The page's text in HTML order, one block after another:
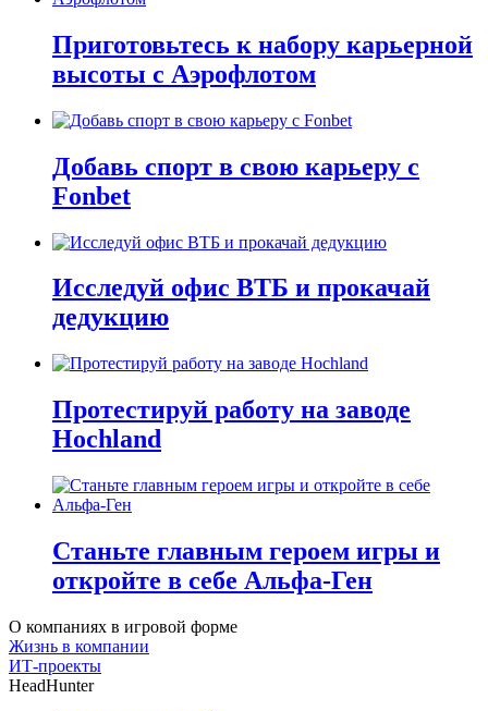
Приготовьтесь к набору карьерной
высоты с Аэрофлотом
Добавь спорт в свою карьеру с
Fonbet
Исследуй офис ВТБ и прокачай
дедукцию
Протестируй работу на заводе
Hochland
Станьте главным героем игры и
откройте в себе Альфа-Ген
О компаниях в игровой форме
Жизнь в компании
ИТ-проекты
HeadHunter